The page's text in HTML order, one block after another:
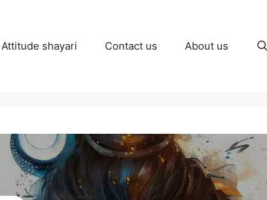
Attitude shayari Contact us About us